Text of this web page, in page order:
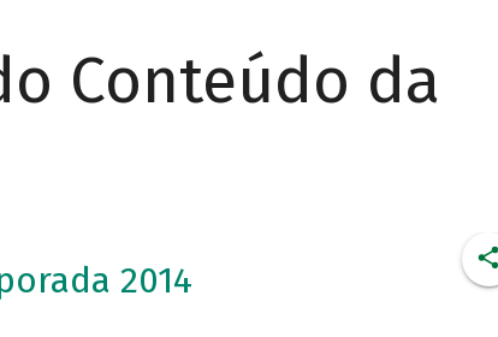
Conteúdo da
2014